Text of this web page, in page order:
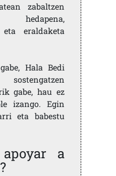
zabaltzen
eta eraldaketa
Hala Bedi
gabe, hau ez
izango. Egin
eta babestu
apoyar a